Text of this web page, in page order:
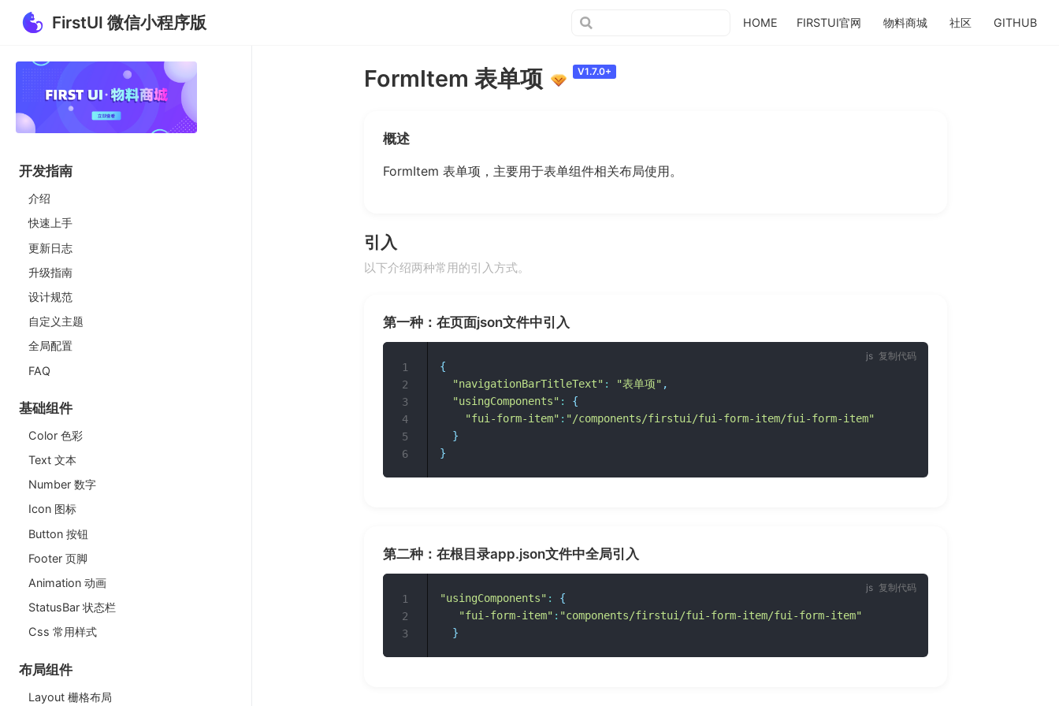
FirstUI 微信小程序版 HOME
FIRSTUI官网
物料商城
社区
GITHUB
开发指南
介绍
快速上手
更新日志
升级指南
设计规范
自定义主题
全局配置
FAQ
基础组件
Color 色彩
Text 文本
Number 数字
Icon 图标
Button 按钮
Footer 页脚
Animation 动画
StatusBar 状态栏
Css 常用样式
布局组件
Layout 栅格布局
FormItem 表单项 V1.7.0+
概述
FormItem 表单项，主要用于表单组件相关布局使用。
引入
以下介绍两种常用的引入方式。
第一种：在页面json文件中引入
{
"navigationBarTitleText" : "表单项" ,
"usingComponents" :
{
"fui-form-item" : "/components/firstui/fui-form-item/fui-form-item"
}
}
1
2
3
4
5
6
复制代码
第二种：在根目录app.json文件中全局引入
"usingComponents" :
{
"fui-form-item" : "components/firstui/fui-form-item/fui-form-item"
}
1
2
3
复制代码